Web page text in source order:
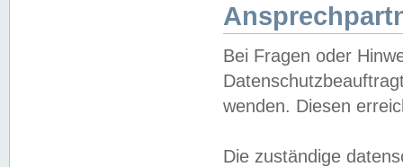
Bei Fragen oder
wenden. Diesen
Die zuständige